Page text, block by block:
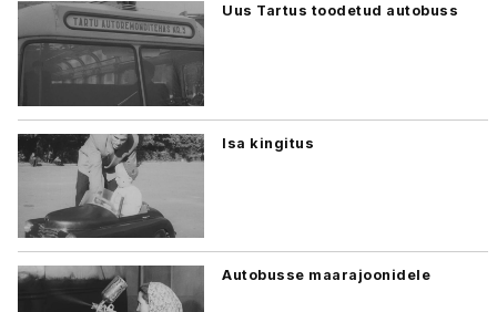
Uus Tartus toodetud autobuss
Isa kingitus
Autobusse maarajoonidele